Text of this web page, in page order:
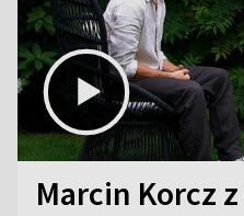
Marcin Korcz